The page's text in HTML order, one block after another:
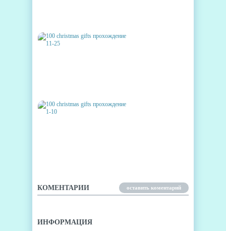
КОМЕНТАРИИ оставить коментарий
ИНФОРМАЦИЯ